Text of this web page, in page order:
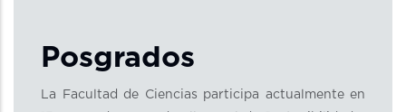
Posgrados
La Facultad de Ciencias participa actualmente en